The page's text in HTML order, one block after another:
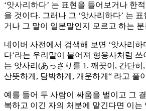
‘앗사리하다’ 는 표현을 들어보거나 한
을 것이다. 그러나 그 ‘앗사리하다’ 는
거나 그 말이 일본말인지 모르고 하는
네이버 사전에서 검색해 보면 ‘앗사리하
다‘라는 우리말이 붙어져 형용사처럼 쓰
는 앗사리(あっさり를 1. 깨끗이, 간단히
산뜻하게, 담박하게, 개운하게“ 라고 풀
예를 들어 두 사람이 싸움을 벌이고 그
복하고 이긴 자의 처분에 맡긴다면 이는